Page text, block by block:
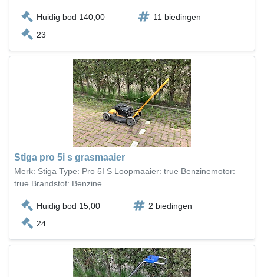
Huidig bod 140,00
11 biedingen
23
Stiga pro 5i s grasmaaier
Merk: Stiga Type: Pro 5I S Loopmaaier: true Benzinemotor:
true Brandstof: Benzine
Huidig bod 15,00
2 biedingen
24